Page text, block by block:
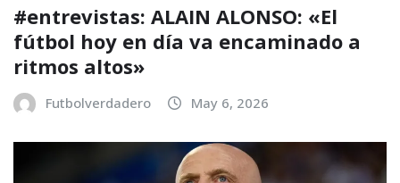
#entrevistas: ALAIN ALONSO: «El
fútbol hoy en día va encaminado a
ritmos altos»
Futbolverdadero May 6, 2026